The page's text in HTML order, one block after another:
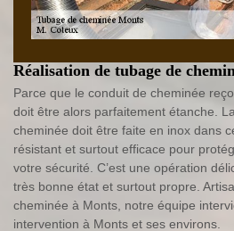
Réalisation de tubage de
Parce que le conduit de cheminée
doit être alors parfaitement étanche.
cheminée doit être faite en inox dans
résistant et surtout efficace pour
votre sécurité. C’est une opération
très bonne état et surtout propre.
cheminée à Monts, notre équipe
intervention à Monts et ses environs.